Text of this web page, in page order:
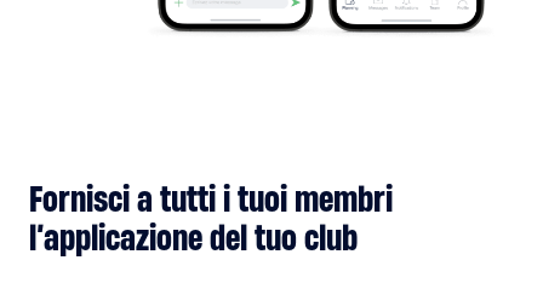
Fornisci a tutti i tuoi membri
l’applicazione del tuo club